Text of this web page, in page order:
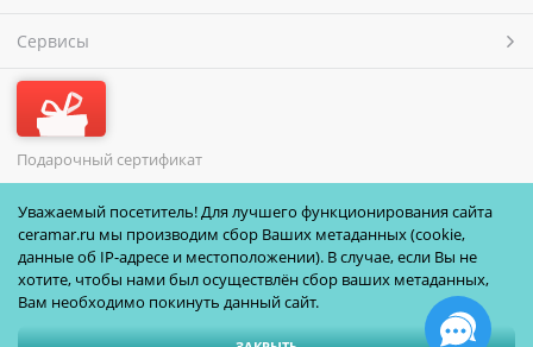
Сервисы
Подарочный сертификат
МЫ ПРИНИМАЕМ
Уважаемый посетитель! Для лучшего функционирования сайта
ceramar.ru мы производим сбор Ваших метаданных (cookie,
данные об IP-адресе и местоположении). В случае, если Вы не
хотите, чтобы нами был осуществлён сбор ваших метаданных,
Вам необходимо покинуть данный сайт.